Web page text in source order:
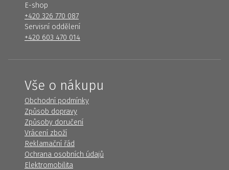
E-shop
+420 326 770 087
Servisní oddělení
+420 603 470 014
Vše o nákupu
Obchodní podmínky
Způsob dopravy
Způsoby doručení
Vrácení zboží
Reklamační řád
Ochrana osobních údajů
Elektromobilita